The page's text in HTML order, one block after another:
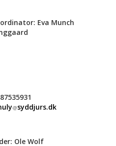
Eva Munch
syddjurs.dk
Ole Wolf